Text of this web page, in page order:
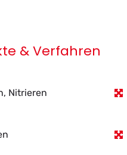
& Verfahren
Nitrieren